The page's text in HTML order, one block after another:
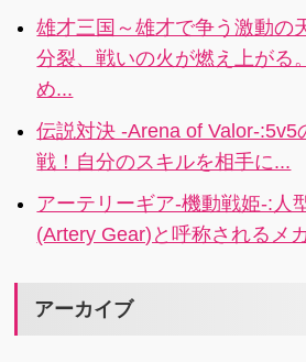
雄才三国～雄才で争う激動の
分裂、戦いの火が燃え上がる
め...
伝説対決 -Arena of Valor-:5v5
戦！自分のスキルを相手に...
アーテリーギア-機動戦姫-:人
(Artery Gear)と呼称されるメ
アーカイブ